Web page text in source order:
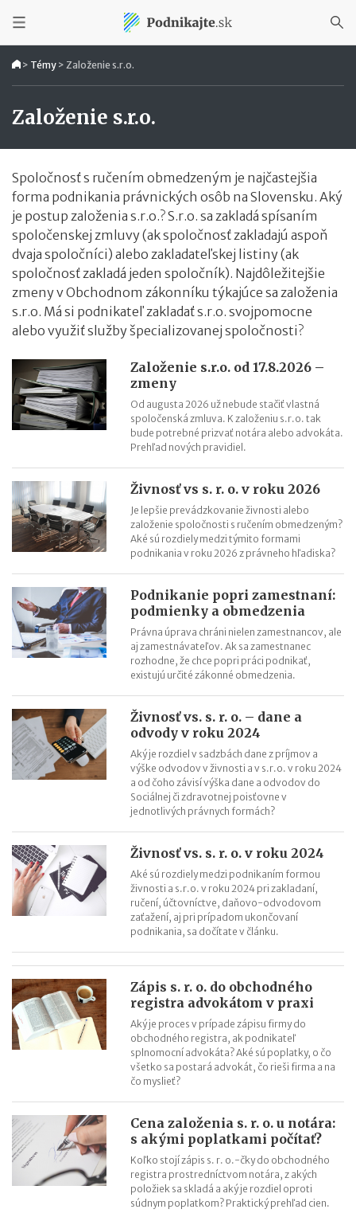
> Témy > Založenie s.r.o.
Založenie s.r.o.
Spoločnosť s ručením obmedzeným je najčastejšia
forma podnikania právnických osôb na Slovensku. Aký
je postup založenia s.r.o.? S.r.o. sa zakladá spísaním
spoločenskej zmluvy (ak spoločnosť zakladajú aspoň
dvaja spoločníci) alebo zakladateľskej listiny (ak
spoločnosť zakladá jeden spoločník). Najdôležitejšie
zmeny v Obchodnom zákonníku týkajúce sa založenia
s.r.o. Má si podnikateľ zakladať s.r.o. svojpomocne
alebo využiť služby špecializovanej spoločnosti?
Založenie s.r.o. od 17.8.2026 –
zmeny
Od augusta 2026 už nebude stačiť vlastná
spoločenská zmluva. K založeniu s.r.o. tak
bude potrebné prizvať notára alebo advokáta.
Prehľad nových pravidiel.
Živnosť vs s. r. o. v roku 2026
Je lepšie prevádzkovanie živnosti alebo
založenie spoločnosti s ručením obmedzeným?
Aké sú rozdiely medzi týmito formami
podnikania v roku 2026 z právneho hľadiska?
Podnikanie popri zamestnaní:
podmienky a obmedzenia
Právna úprava chráni nielen zamestnancov, ale
aj zamestnávateľov. Ak sa zamestnanec
rozhodne, že chce popri práci podnikať,
existujú určité zákonné obmedzenia.
Živnosť vs. s. r. o. – dane a
odvody v roku 2024
Aký je rozdiel v sadzbách dane z príjmov a
výške odvodov v živnosti a v s.r.o. v roku 2024
a od čoho závisí výška dane a odvodov do
Sociálnej či zdravotnej poisťovne v
jednotlivých právnych formách?
Živnosť vs. s. r. o. v roku 2024
Aké sú rozdiely medzi podnikaním formou
živnosti a s.r.o. v roku 2024 pri zakladaní,
ručení, účtovníctve, daňovo-odvodovom
zaťažení, aj pri prípadom ukončovaní
podnikania, sa dočítate v článku.
Zápis s. r. o. do obchodného
registra advokátom v praxi
Aký je proces v prípade zápisu firmy do
obchodného registra, ak podnikateľ
splnomocní advokáta? Aké sú poplatky, o čo
všetko sa postará advokát, čo rieši firma a na
čo myslieť?
Cena založenia s. r. o. u notára:
s akými poplatkami počítať?
Koľko stojí zápis s. r. o.-čky do obchodného
registra prostredníctvom notára, z akých
položiek sa skladá a aký je rozdiel oproti
súdnym poplatkom? Praktický prehľad cien.